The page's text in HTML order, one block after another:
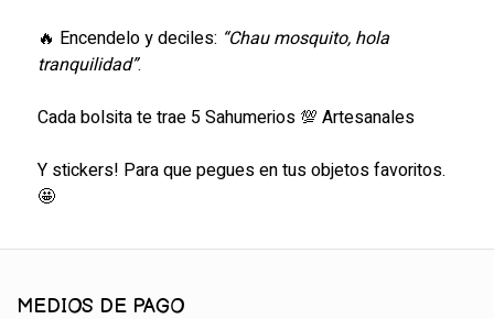
🔥 Encendelo y deciles: “Chau mosquito, hola
tranquilidad”.
Cada bolsita te trae 5 Sahumerios 💯 Artesanales
Y stickers! Para que pegues en tus objetos favoritos.
🤩
MEDIOS DE PAGO